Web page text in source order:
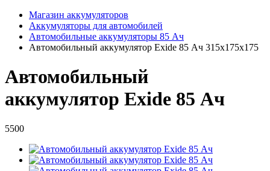
Магазин аккумуляторов
Аккумуляторы для автомобилей
Автомобильные аккумуляторы 85 Ач
Автомобильный аккумулятор Exide 85 Ач 315x175x175
Автомобильный
аккумулятор Exide 85 Ач
5500